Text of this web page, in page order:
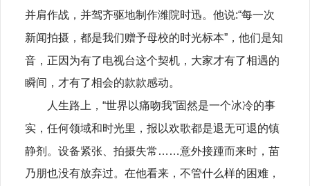
并肩作战，并驾齐驱地制作潍院时迅。他说:“每一次
新闻拍摄，都是我们赠予母校的时光标本”，他们是知
音，正因为有了电视台这个契机，大家才有了相遇的
瞬间，才有了相会的款款感动。
人生路上，“世界以痛吻我”固然是一个冰冷的事
实，任何领域和时光里，报以欢歌都是退无可退的镇
静剂。设备紧张、拍摄失常……意外接踵而来时，苗
乃朋也没有放弃过。在他看来，不管什么样的困难，